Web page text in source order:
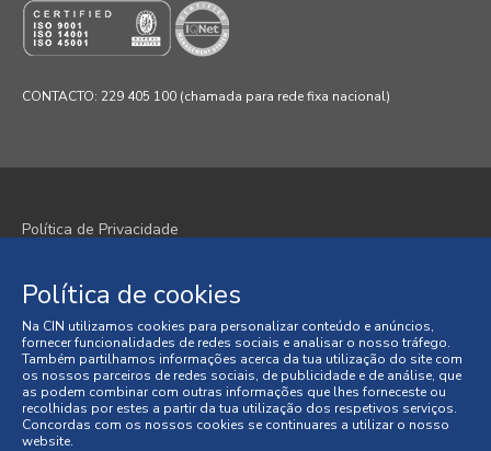
CONTACTO: 229 405 100 (chamada para rede fixa nacional)
Política de Privacidade
Termos e Condições
Condições Gerais de Venda
Litígios de Consumo
Política de cookies
Na CIN utilizamos cookies para personalizar conteúdo e anúncios,
fornecer funcionalidades de redes sociais e analisar o nosso tráfego.
Também partilhamos informações acerca da tua utilização do site com
os nossos parceiros de redes sociais, de publicidade e de análise, que
as podem combinar com outras informações que lhes forneceste ou
recolhidas por estes a partir da tua utilização dos respetivos serviços.
Concordas com os nossos cookies se continuares a utilizar o nosso
website.